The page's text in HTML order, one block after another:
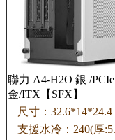
聯力 A4-H2O 銀 /
金/ITX【SFX】
尺寸：32.6*14*24.4
支援水冷：240(厚